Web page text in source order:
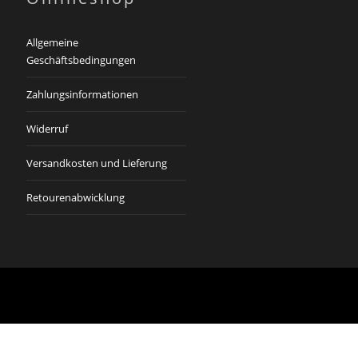
Allgemeine
Geschäftsbedingungen
Zahlungsinformationen
Widerruf
Versandkosten und Lieferung
Retourenabwicklung